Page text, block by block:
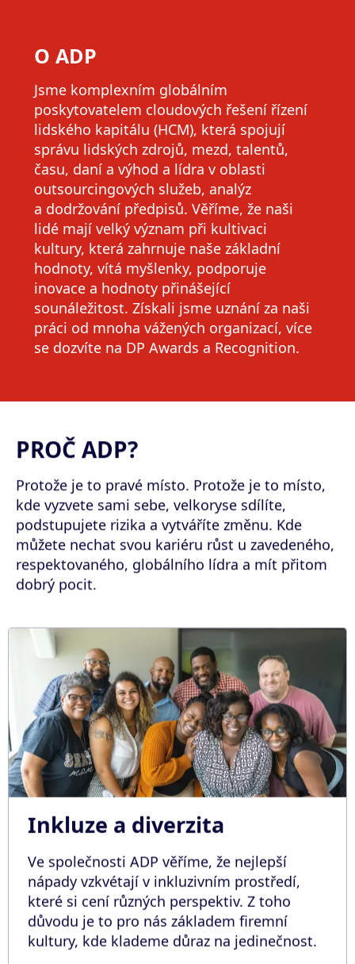
O ADP
Jsme komplexním globálním
poskytovatelem cloudových řešení řízení
lidského kapitálu (HCM), která spojují
správu lidských zdrojů, mezd, talentů,
času, daní a výhod a lídra v oblasti
outsourcingových služeb, analýz
a dodržování předpisů. Věříme, že naši
lidé mají velký význam při kultivaci
kultury, která zahrnuje naše základní
hodnoty, vítá myšlenky, podporuje
inovace a hodnoty přinášející
sounáležitost. Získali jsme uznání za naši
práci od mnoha vážených organizací, více
se dozvíte na DP Awards a Recognition.
PROČ ADP?
Protože je to pravé místo. Protože je to místo,
kde vyzvete sami sebe, velkoryse sdílíte,
podstupujete rizika a vytváříte změnu. Kde
můžete nechat svou kariéru růst u zavedeného,
respektovaného, globálního lídra a mít přitom
dobrý pocit.
Inkluze a diverzita
Ve společnosti ADP věříme, že nejlepší
nápady vzkvétají v inkluzivním prostředí,
které si cení různých perspektiv. Z toho
důvodu je to pro nás základem firemní
kultury, kde klademe důraz na jedinečnost.